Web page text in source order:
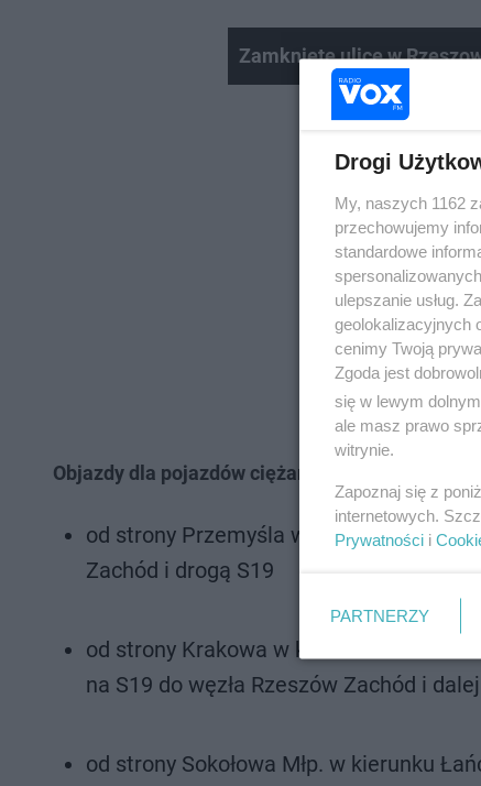
Zamknięte ulice w
Objazdy dla pojazdów ciężarowych:
od strony Przemyśla w kierunku
Zachód i drogą S19
od strony Krakowa w kierunku Łańcuta
na S19 do węzła Rzeszów Zachód i
od strony Sokołowa Młp. w kierunku
Drogi
My, naszych 1162
przechowujemy
standardowe
ulepszanie usług.
geolokalizacyjnych
cenimy Twoją
Zgoda jest
się w lewym
ale masz prawo
witrynie.
Zapoznaj się z
internetowych.
Prywatności i
PARTNERZY